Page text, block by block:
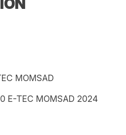
MOMSAD
E-TEC MOMSAD 2024